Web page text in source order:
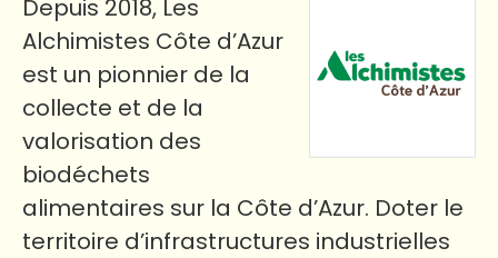
Depuis 2018, Les
Alchimistes Côte d’Azur
est un pionnier de la
collecte et de la
valorisation des
biodéchets
alimentaires sur la Côte d’Azur. Doter le
territoire d’infrastructures industrielles